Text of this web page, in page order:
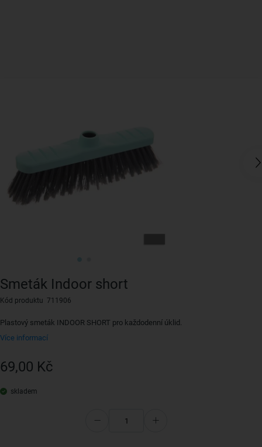
Smeták Indoor short
Kód produktu 711906
Plastový smeták INDOOR SHORT pro každodenní úklid.
Více informací
69,00 Kč
skladem